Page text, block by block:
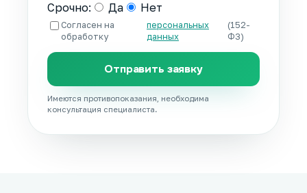
Срочно: Да Нет
Согласен на
обработку
персональных
данных
(152-
ФЗ)
Отправить заявку
Имеются противопоказания, необходима
консультация специалиста.